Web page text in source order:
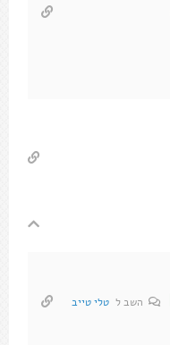
השב ל טלי טייב